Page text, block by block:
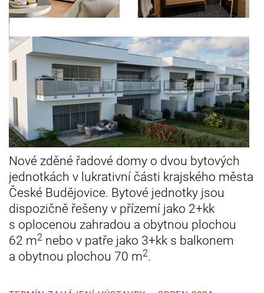
Nové zděné řadové domy o dvou bytových
jednotkách v lukrativní části krajského města
České Budějovice. Bytové jednotky jsou
dispozičně řešeny v přízemí jako 2+kk
s oplocenou zahradou a obytnou plochou
62 m2 nebo v patře jako 3+kk s balkonem
a obytnou plochou 70 m2.